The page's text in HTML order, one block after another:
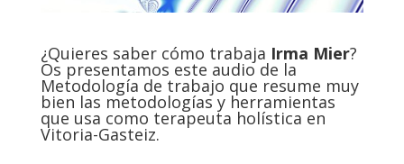
¿Quieres saber cómo trabaja Irma Mier?
Os presentamos este audio de la
Metodología de trabajo que resume muy
bien las metodologías y herramientas
que usa como terapeuta holística en
Vitoria-Gasteiz.